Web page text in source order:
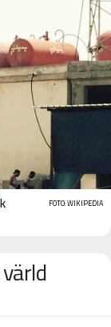
FOTO: WIKIPEDIA